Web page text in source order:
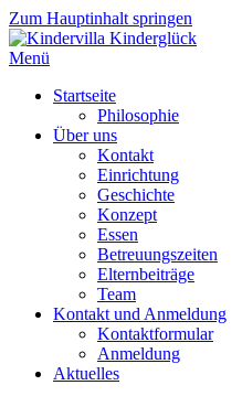
Zum Hauptinhalt springen
Menü
Startseite
Philosophie
Über uns
Kontakt
Einrichtung
Geschichte
Konzept
Essen
Betreuungszeiten
Elternbeiträge
Team
Kontakt und Anmeldung
Kontaktformular
Anmeldung
Aktuelles